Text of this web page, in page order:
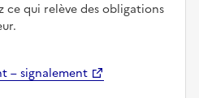
qui relève des obligations
– signalement